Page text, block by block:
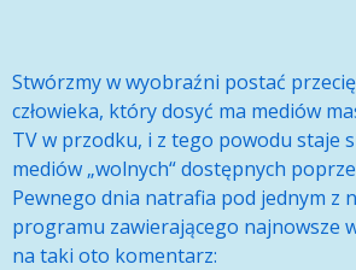
Stwórzmy w wyobraźni postać
człowieka, który dosyć ma mediów
TV w przodku, i z tego powodu staje
mediów „wolnych“ dostępnych
Pewnego dnia natrafia pod jednym z
programu zawierającego najnowsze
na taki oto komentarz: